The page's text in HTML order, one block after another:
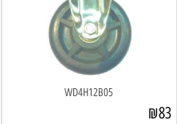
WD4H12B05
₪83